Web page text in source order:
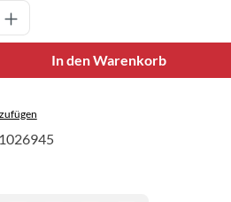
Gib den
In den Warenkorb
1026945